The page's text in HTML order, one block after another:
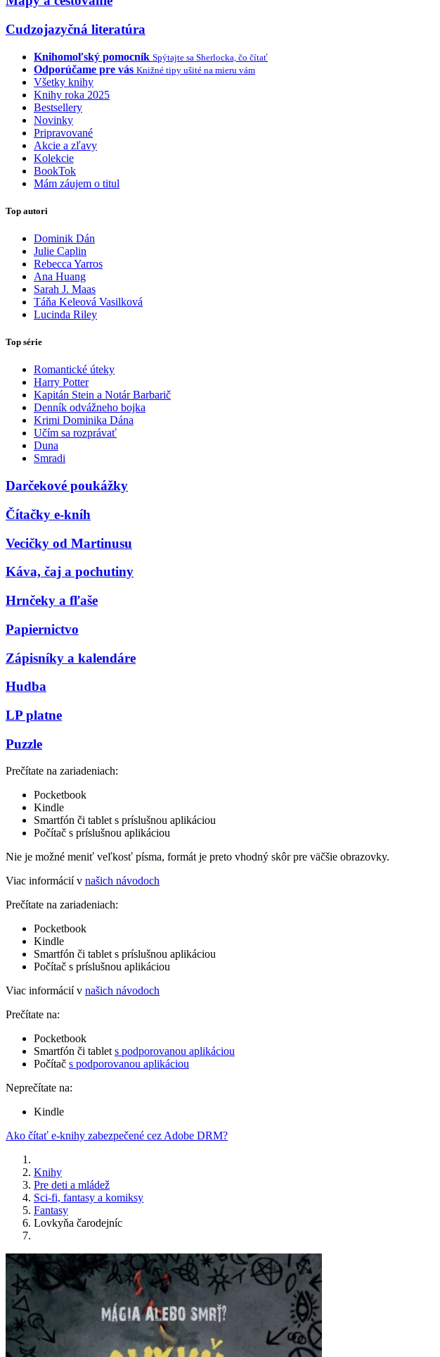
Cudzojazyčná literatúra
Knihomoľský pomocník Spýtajte sa Sherlocka, čo čítať
Odporúčame pre vás Knižné tipy ušité na mieru vám
Všetky knihy
Knihy roka 2025
Bestsellery
Novinky
Pripravované
Akcie a zľavy
Kolekcie
BookTok
Mám záujem o titul
Top autori
Dominik Dán
Julie Caplin
Rebecca Yarros
Ana Huang
Sarah J. Maas
Táňa Keleová Vasilková
Lucinda Riley
Top série
Romantické úteky
Harry Potter
Kapitán Stein a Notár Barbarič
Denník odvážneho bojka
Krimi Dominika Dána
Učím sa rozprávať
Duna
Smradi
Darčekové poukážky
Čítačky e-kníh
Vecičky od Martinusu
Káva, čaj a pochutiny
Hrnčeky a fľaše
Papiernictvo
Zápisníky a kalendáre
Hudba
LP platne
Puzzle
Prečítate na zariadeniach:
Pocketbook
Kindle
Smartfón či tablet s príslušnou aplikáciou
Počítač s príslušnou aplikáciou
Nie je možné meniť veľkosť písma, formát je preto vhodný skôr pre väčšie obrazovky.
Viac informácií v našich návodoch
Prečítate na zariadeniach:
Pocketbook
Kindle
Smartfón či tablet s príslušnou aplikáciou
Počítač s príslušnou aplikáciou
Viac informácií v našich návodoch
Prečítate na:
Pocketbook
Smartfón či tablet s podporovanou aplikáciou
Počítač s podporovanou aplikáciou
Neprečítate na:
Kindle
Ako čítať e-knihy zabezpečené cez Adobe DRM?
Knihy
Pre deti a mládež
Sci-fi, fantasy a komiksy
Fantasy
Lovkyňa čarodejníc